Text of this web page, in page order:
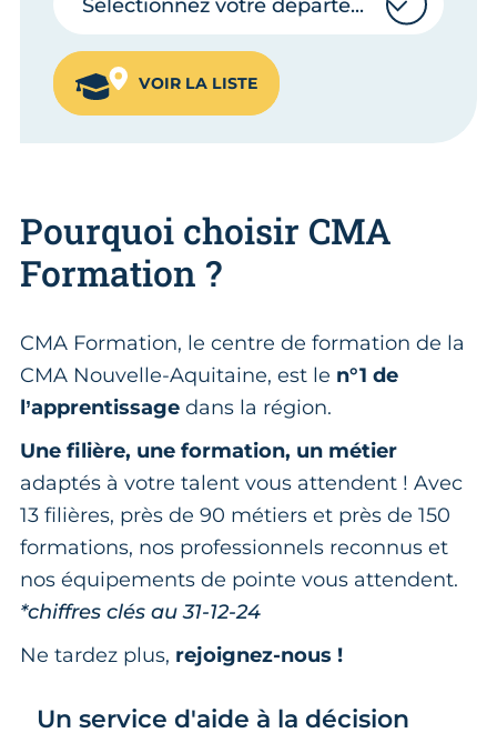
Sélectionnez votre département
VOIR LA LISTE
Pourquoi choisir CMA
Formation ?
CMA Formation, le centre de formation de la
CMA Nouvelle-Aquitaine, est le n°1 de
l’apprentissage dans la région.
Une filière, une formation, un métier
adaptés à votre talent vous attendent ! Avec
13 filières, près de 90 métiers et près de 150
formations, nos professionnels reconnus et
nos équipements de pointe vous attendent.
*chiffres clés au 31-12-24
Ne tardez plus, rejoignez-nous !
Un service d'aide à la décision